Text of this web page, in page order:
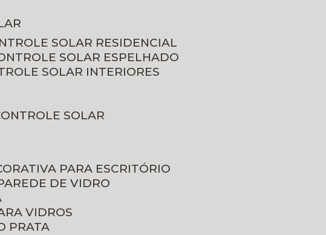
SOLAR RESIDENCIAL
SOLAR ESPELHADO
SOLAR INTERIORES
SOLAR
PARA ESCRITÓRIO
DE VIDRO
VIDROS
PRATA